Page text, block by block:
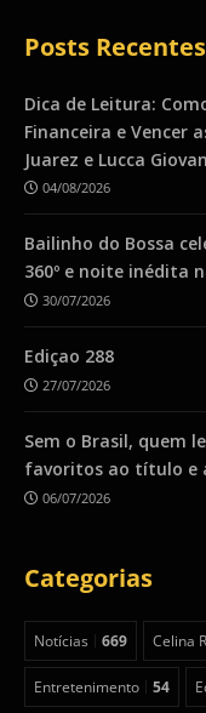
Posts Recentes
Dica de Leitura:
Financeira e Vencer
Juarez e Lucca
04/08/2026
Bailinho do Bossa
360º e noite inédita
30/07/2026
Ediçao 288
27/07/2026
Sem o Brasil, quem
favoritos ao título e
06/07/2026
Categorias
Notícias 669 Celina
Entretenimento 54